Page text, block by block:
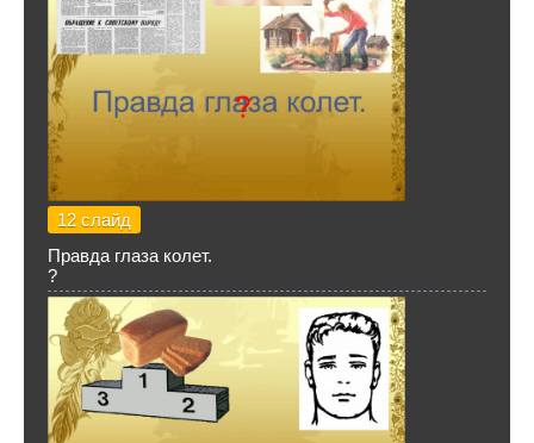
12 слайд
Правда глаза колет.
?